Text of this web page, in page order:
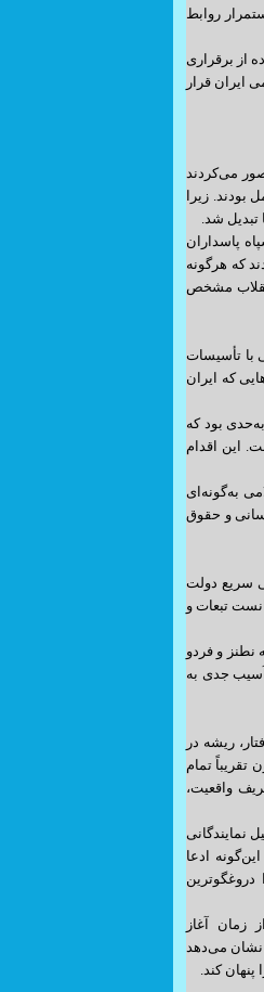
روابط
از برقراری
ایران قرار
می‌کردند
زیرا
تبدیل شد.
پاسداران
که هرگونه
مشخص
با تأسیسات
که ایران
بود که
این اقدام
به‌گونه‌ای
و حقوق
سریع دولت
تبعات و
نطنز و فردو
آسیب جدی به
ریشه در
تمام
واقعیت،
نمایندگانی
ادعا
زمان آغاز
این نشان می‌دهد
کند.